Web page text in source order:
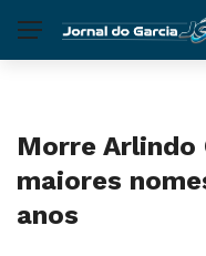
Morre Arlindo
maiores
anos